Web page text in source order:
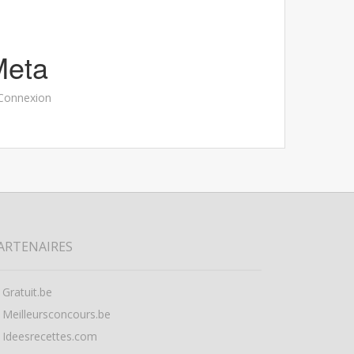
Gratuit.be
Meilleursconcours.be
Ideesrecettes.com